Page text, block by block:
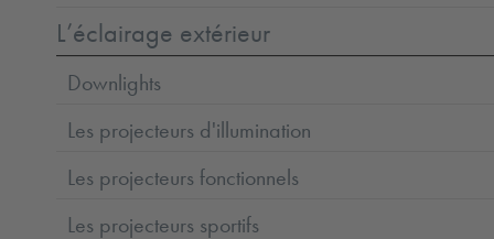
L’éclairage extérieur
Downlights
Les projecteurs d'illumination
Les projecteurs fonctionnels
Les projecteurs sportifs